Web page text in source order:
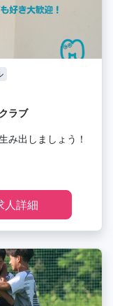
ラブ
み出しましょう！
人詳細